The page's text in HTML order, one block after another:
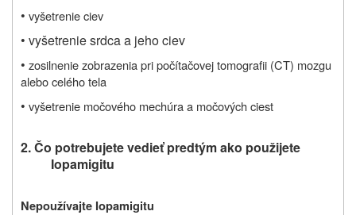
• vyšetrenie ciev
• vyšetrenie srdca a jeho ciev
• zosilnenie zobrazenia pri počítačovej tomografii (CT) mozgu
alebo celého tela
• vyšetrenie močového mechúra a močových ciest
2. Čo potrebujete vedieť predtým ako použijete
Iopamigitu
Nepoužívajte Iopamigitu